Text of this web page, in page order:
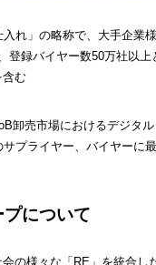
入れ」の略称で、大手企
登録バイヤー数50万社以
む
卸売市場におけるデジタ
サプライヤー、バイヤー
について
の様々な「RE」を統合